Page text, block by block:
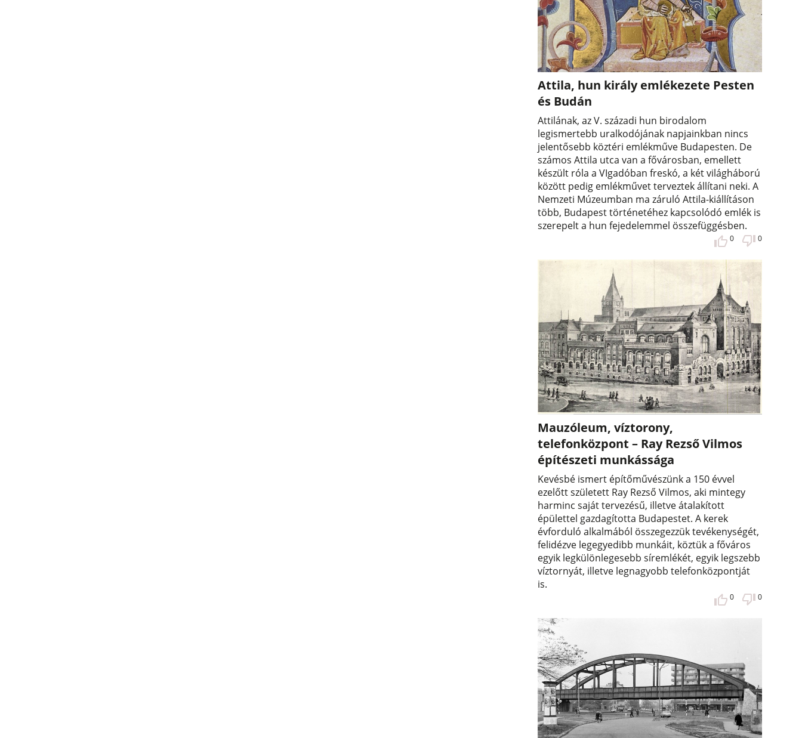
Attila, hun király emlékezete Pesten
és Budán
Attilának, az V. századi hun birodalom
legismertebb uralkodójának napjainkban nincs
jelentősebb köztéri emlékműve Budapesten. De
számos Attila utca van a fővárosban, emellett
készült róla a VIgadóban freskó, a két világháború
között pedig emlékművet terveztek állítani neki. A
Nemzeti Múzeumban ma záruló Attila-kiállításon
több, Budapest történetéhez kapcsolódó emlék is
szerepelt a hun fejedelemmel összefüggésben.
0 0
Mauzóleum, víztorony,
telefonközpont – Ray Rezső Vilmos
építészeti munkássága
Kevésbé ismert építőművészünk a 150 évvel
ezelőtt született Ray Rezső Vilmos, aki mintegy
harminc saját tervezésű, illetve átalakított
épülettel gazdagította Budapestet. A kerek
évforduló alkalmából összegezzük tevékenységét,
felidézve legegyedibb munkáit, köztük a főváros
egyik legkülönlegesebb síremlékét, egyik legszebb
víztornyát, illetve legnagyobb telefonközpontját
is.
0 0